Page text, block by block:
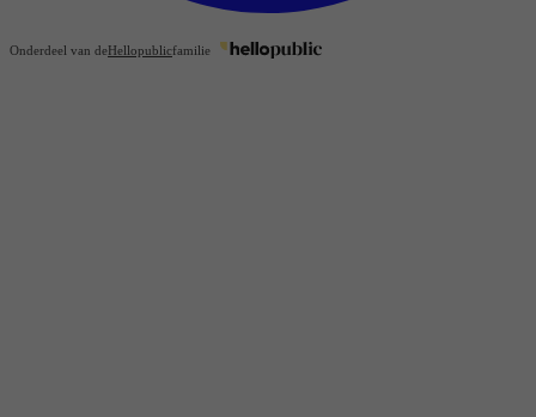
Onderdeel van deHellopublicfamilie